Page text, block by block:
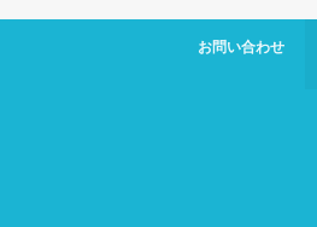
お問い合わせ